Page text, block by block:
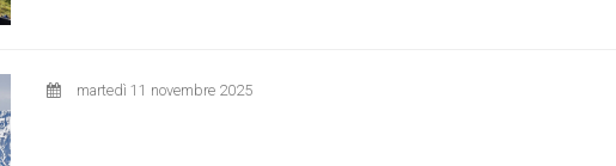
martedì 11 novembre 2025